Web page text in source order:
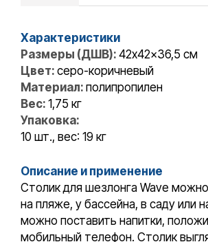
Характеристики
Размеры (ДШВ): 42x42x36,5 см
Цвет: серо-коричневый
Материал: полипропилен
Вес: 1,75 кг
Упаковка:
10 шт., вес: 19 кг
Описание и применение
Столик для шезлонга Wave
на пляже, у бассейна, в саду или
можно поставить напитки,
мобильный телефон. Столик